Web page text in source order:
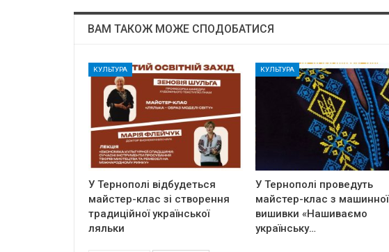
ВАМ ТАКОЖ МОЖЕ СПОДОБАТИСЯ
КУЛЬТУРА
У Тернополі відбудеться
майстер-клас зі створення
традиційної української
ляльки
КУЛЬТУРА
У Тернополі проведуть
майстер-клас з машинної
вишивки «Нашиваємо
українську…